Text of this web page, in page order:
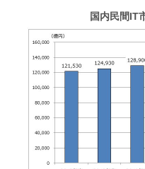
国内民間IT